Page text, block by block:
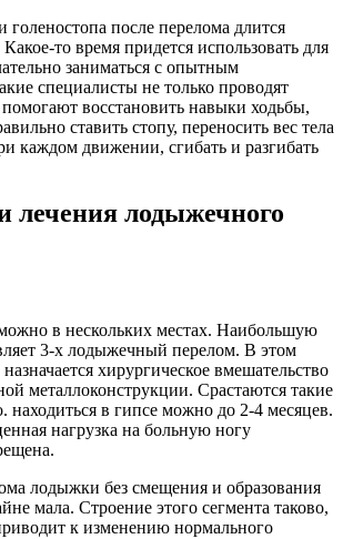
голеностопа после перелома длится
то время придется использовать для
заниматься с опытным
специалисты не только проводят
восстановить навыки ходьбы,
ставить стопу, переносить вес тела
каждом движении, сгибать и разгибать
лечения лодыжечного
в нескольких местах. Наибольшую
3-х лодыжечный перелом. В этом
назначается хирургическое вмешательство
металлоконструкции. Срастаются такие
находиться в гипсе можно до 2-4 месяцев.
нагрузка на больную ногу
лодыжки без смещения и образования
мала. Строение этого сегмента таково,
к изменению нормального